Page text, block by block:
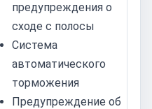
предупреждения о
сходе с полосы
Система
автоматического
торможения
Предупреждение об